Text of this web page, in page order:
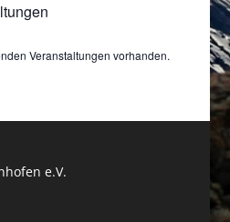
Veranstaltungen vorhanden.
e.V.